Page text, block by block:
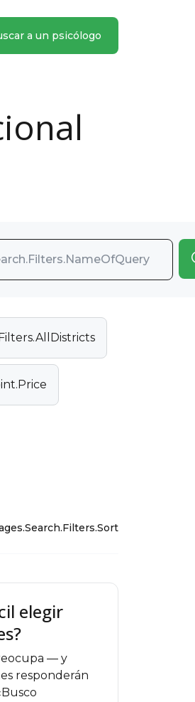
a un psicólogo
elegir
— y
responderán